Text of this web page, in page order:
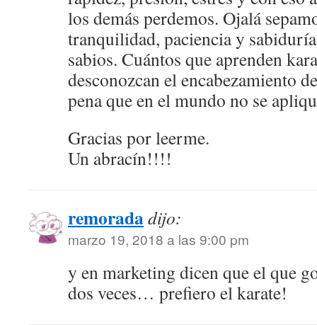
los demás perdemos. Ojalá
tranquilidad, paciencia y
sabios. Cuántos que aprenden
desconozcan el encabezamiento
pena que en el mundo no se
Gracias por leerme.
Un abracín!!!!
remoradadijo:
marzo 19, 2018 a las 9:00 pm
y en marketing dicen que el que
dos veces… prefiero el karate!